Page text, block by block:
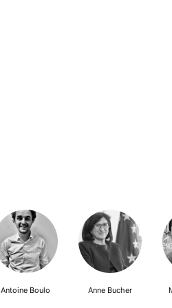
Antoine Boulo Anne Bucher